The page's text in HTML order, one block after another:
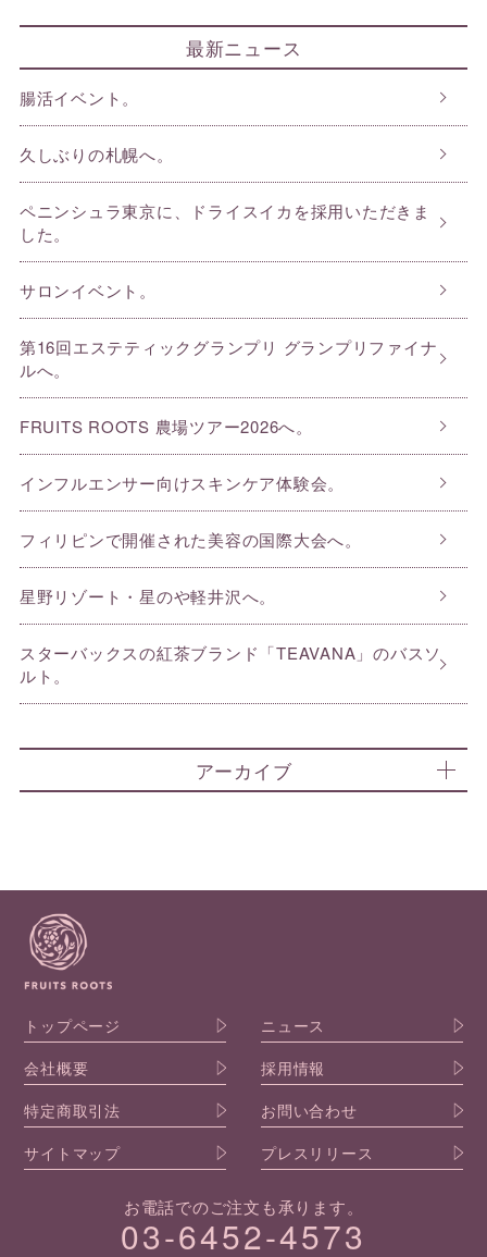
最新ニュース
腸活イベント。
久しぶりの札幌へ。
ペニンシュラ東京に、ドライスイカを採用いただきま
した。
サロンイベント。
第16回エステティックグランプリ グランプリファイナ
ルへ。
FRUITS ROOTS 農場ツアー2026へ。
インフルエンサー向けスキンケア体験会。
フィリピンで開催された美容の国際大会へ。
星野リゾート・星のや軽井沢へ。
スターバックスの紅茶ブランド「TEAVANA」のバスソ
ルト。
アーカイブ
トップページ
ニュース
会社概要
採用情報
特定商取引法
お問い合わせ
サイトマップ
プレスリリース
お電話でのご注文も承ります。
03-6452-4573